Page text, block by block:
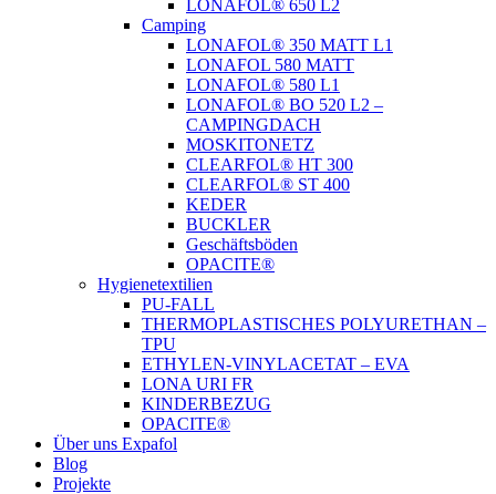
LONAFOL® 650 L2
Camping
LONAFOL® 350 MATT L1
LONAFOL 580 MATT
LONAFOL® 580 L1
LONAFOL® BO 520 L2 –
CAMPINGDACH
MOSKITONETZ
CLEARFOL® HT 300
CLEARFOL® ST 400
KEDER
BUCKLER
Geschäftsböden
OPACITE®
Hygienetextilien
PU-FALL
THERMOPLASTISCHES POLYURETHAN –
TPU
ETHYLEN-VINYLACETAT – EVA
LONA URI FR
KINDERBEZUG
OPACITE®
Über uns Expafol
Blog
Projekte